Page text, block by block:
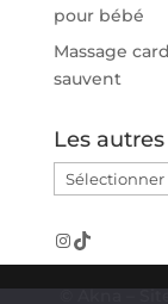
pour bébé
Massage
sauvent
Les
Les
autres
sujets
Instagram
TikTok
© Akna –